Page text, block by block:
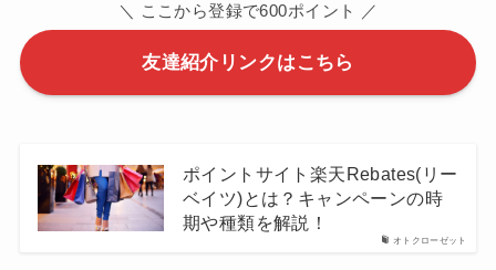
＼ ここから登録で600ポイント ／
友達紹介リンクはこちら
オトクローゼット
ポイントサイト楽天Rebates(リー
ベイツ)とは？キャンペーンの時
期や種類を解説！